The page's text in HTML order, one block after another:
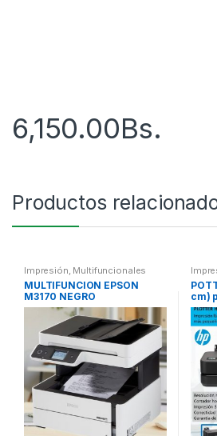
6,150.00Bs.
Productos
Impresión, Multifuncionales
MULTIFUNCION EPSON
M3170 NEGRO
cm)